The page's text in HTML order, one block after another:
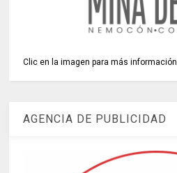
Clic en la imagen para más información
AGENCIA DE PUBLICIDAD